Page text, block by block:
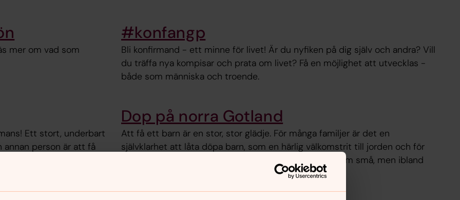
mer om vad som
#konfangp
Bli konfirmand - ett minne för livet! Är du nyfiken på dig själv och andra? Vill
du träffa nya kompisar och prata om livet? Få en möjlighet att utvecklas -
både som människa och troende.
Ett stort, underbart
annan person är att få
på Gotland är alltid
Dop på norra Gotland
Att få ett barn är en stor, stor glädje. För många familjer är det en
självklarhet att låta döpa barn, som en härlig välkomstrit till jorden och för
att bli en del av den världsvida kyrkan. Många döps som små, men ibland